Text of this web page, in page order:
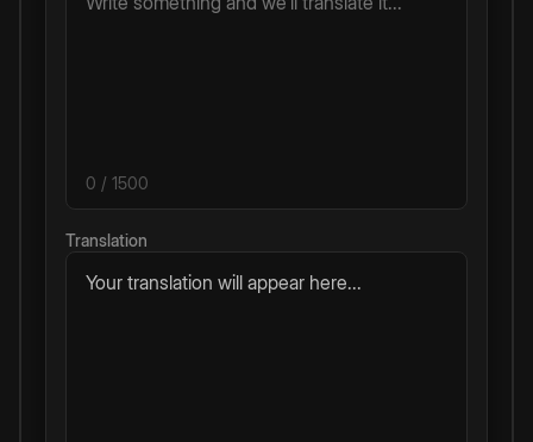
0 / 1500
Translation
Your translation will appear here...